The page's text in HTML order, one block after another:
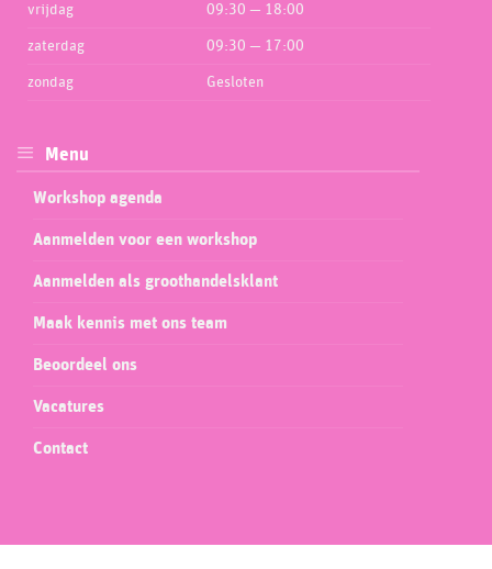
vrijdag 09:30 — 18:00
zaterdag 09:30 — 17:00
zondag Gesloten
Menu
Workshop agenda
Aanmelden voor een workshop
Aanmelden als groothandelsklant
Maak kennis met ons team
Beoordeel ons
Vacatures
Contact